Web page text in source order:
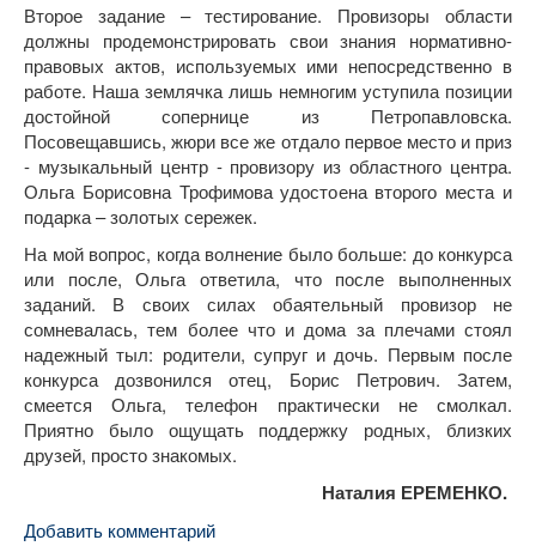
Второе задание – тестирование. Провизоры области
должны продемонстрировать свои знания нормативно-
правовых актов, используемых ими непосредственно в
работе. Наша землячка лишь немногим уступила позиции
достойной сопернице из Петропавловска.
Посовещавшись, жюри все же отдало первое место и приз
- музыкальный центр - провизору из областного центра.
Ольга Борисовна Трофимова удостоена второго места и
подарка – золотых сережек.
На мой вопрос, когда волнение было больше: до конкурса
или после, Ольга ответила, что после выполненных
заданий. В своих силах обаятельный провизор не
сомневалась, тем более что и дома за плечами стоял
надежный тыл: родители, супруг и дочь. Первым после
конкурса дозвонился отец, Борис Петрович. Затем,
смеется Ольга, телефон практически не смолкал.
Приятно было ощущать поддержку родных, близких
друзей, просто знакомых.
Наталия ЕРЕМЕНКО.
Добавить комментарий